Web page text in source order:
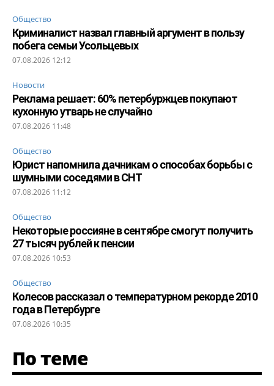
Общество
Криминалист назвал главный аргумент в пользу
побега семьи Усольцевых
07.08.2026 12:12
Новости
Реклама решает: 60% петербуржцев покупают
кухонную утварь не случайно
07.08.2026 11:48
Общество
Юрист напомнила дачникам о способах борьбы с
шумными соседями в СНТ
07.08.2026 11:12
Общество
Некоторые россияне в сентябре смогут получить
27 тысяч рублей к пенсии
07.08.2026 10:53
Общество
Колесов рассказал о температурном рекорде 2010
года в Петербурге
07.08.2026 10:35
По теме